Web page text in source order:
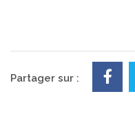
Partager sur :